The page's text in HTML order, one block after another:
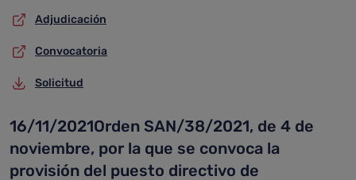
Adjudicación
Convocatoria
Solicitud
16/11/2021Orden SAN/38/2021, de 4 de
noviembre, por la que se convoca la
provisión del puesto directivo de